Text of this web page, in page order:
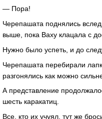
— Пора!
Черепашата поднялись
выше, пока Ваху клацала с
Нужно было успеть, и до
Черепашата перебирали
разгонялись как можно
А представление
шесть каракатиц.
Все, кто их учуял, тут же